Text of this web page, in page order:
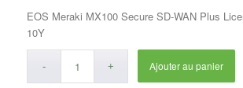
EOS Meraki MX100 Secure SD-WAN Plus
10Y
Ajouter au panier